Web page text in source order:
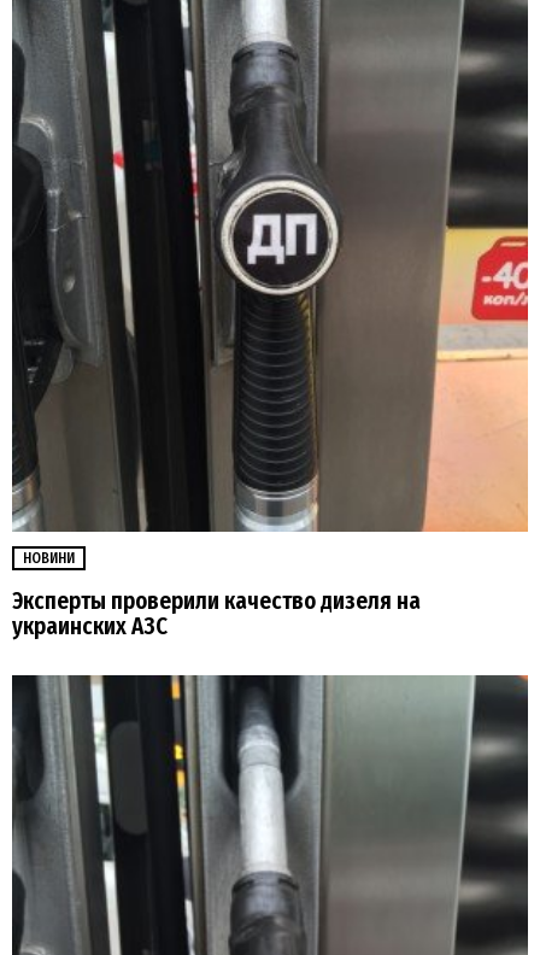
НОВИНИ
Эксперты проверили качество дизеля на
украинских АЗС